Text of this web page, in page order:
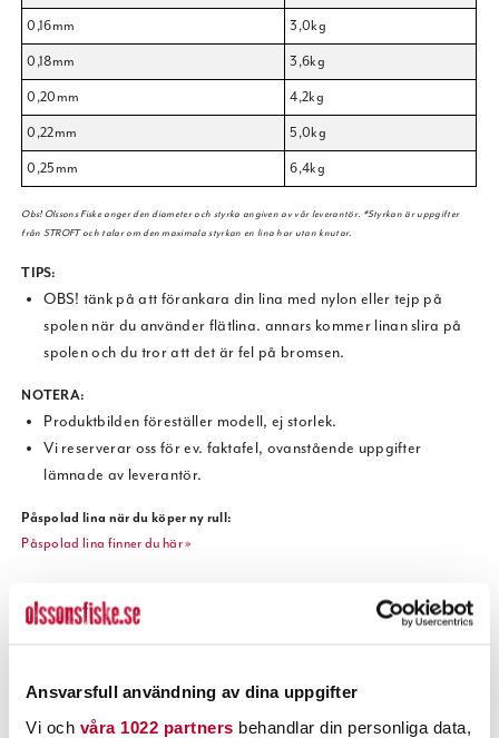
Ansvarsfull användning av dina uppgifter
Vi och våra 1022 partners behandlar din personliga data,
0,16mm
3,0kg
0,18mm
3,6kg
0,20mm
4,2kg
0,22mm
5,0kg
0,25mm
6,4kg
Obs! Olssons Fiske anger den diameter och styrka angiven av vår leverantör. *Styrkan är uppgifter
från STROFT och talar om den maximala styrkan en lina har utan knutar.
TIPS:
OBS! tänk på att förankara din lina med nylon eller tejp på
spolen när du använder flätlina. annars kommer linan slira på
spolen och du tror att det är fel på bromsen.
NOTERA:
Produktbilden föreställer modell, ej storlek.
Vi reserverar oss för ev. faktafel, ovanstående uppgifter
lämnade av leverantör.
Påspolad lina när du köper ny rull:
Påspolad lina finner du här»
POPULÄRT JUST NU